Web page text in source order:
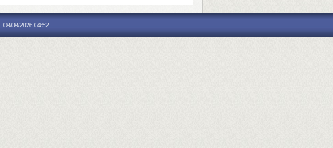
08/08/2026 04:52